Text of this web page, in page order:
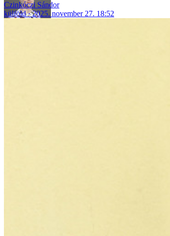
Czinkóczi Sándor
külföld
2025. november 27. 18:52